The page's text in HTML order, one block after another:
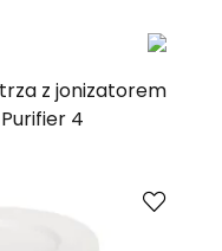
z jonizatorem
4